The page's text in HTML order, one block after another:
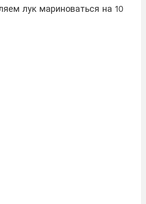
лук мариноваться на 10